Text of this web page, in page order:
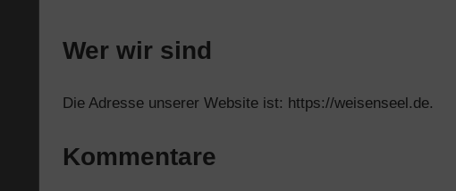
Wer wir sind
Die Adresse unserer Website ist: https://weisenseel.de.
Kommentare